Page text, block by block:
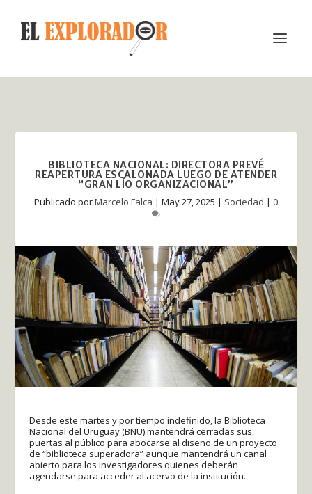
BIBLIOTECA NACIONAL: DIRECTORA PREVÉ
REAPERTURA ESCALONADA LUEGO DE ATENDER
“GRAN LÍO ORGANIZACIONAL”
Publicado porMarcelo Falca | May 27, 2025 | Sociedad | 0
Desde este martes y por tiempo indefinido, la Biblioteca
Nacional del Uruguay (BNU) mantendrá cerradas sus
puertas al público para abocarse al diseño de un proyecto
de “biblioteca superadora” aunque mantendrá un canal
abierto para los investigadores quienes deberán
agendarse para acceder al acervo de la institución.